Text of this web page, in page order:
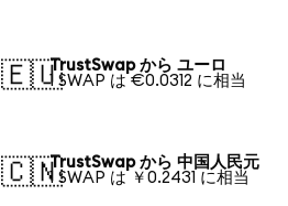
🇪🇺TrustSwap から ユーロ
1 SWAP は €0.0312 に相当
🇨🇳TrustSwap から 中国人民元
1 SWAP は ￥0.2431 に相当